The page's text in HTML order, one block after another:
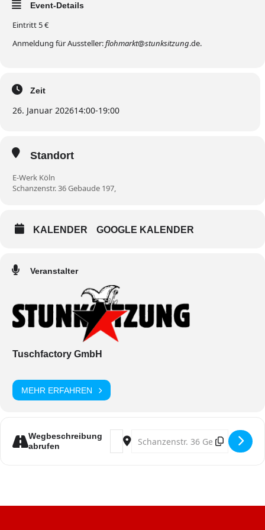
Event-Details
Eintritt 5 €
Anmeldung für Aussteller:flohmarkt@stunksitzung.de.
Zeit
26. Januar 202614:00-19:00
Standort
E-Werk Köln
Schanzenstr. 36 Gebaude 197,
KALENDER GOOGLE KALENDER
Veranstalter
Tuschfactory GmbH
MEHR ERFAHREN
Wegbeschreibung
abrufen
Address - Kostümflohmarkt der
Destination Address -